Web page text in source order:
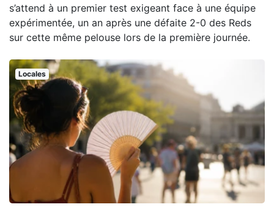
s’attend à un premier test exigeant face à une équipe
expérimentée, un an après une défaite 2-0 des Reds
sur cette même pelouse lors de la première journée.
Locales